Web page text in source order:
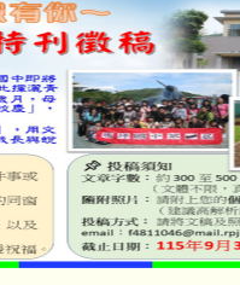
29、30在